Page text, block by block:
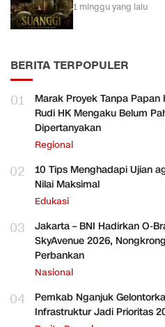
1 minggu yang lalu
BERITA TERPOPULER
01
Marak Proyek Tanpa
Rudi HK Mengaku Belum
Dipertanyakan
Regional
02
10 Tips Menghadapi Ujian
Nilai Maksimal
Edukasi
03
Jakarta – BNI Hadirkan O-
SkyAvenue 2026,
Perbankan
Nasional
04
Pemkab Nganjuk
Infrastruktur Jadi Prioritas